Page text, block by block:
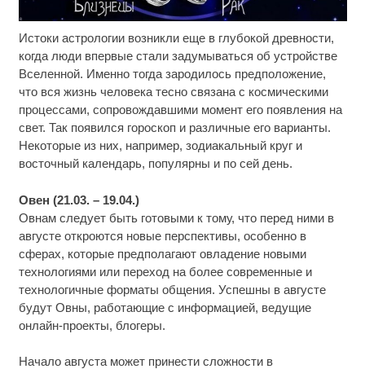
Истоки астрологии возникли еще в глубокой древности,
когда люди впервые стали задумываться об устройстве
Вселенной. Именно тогда зародилось предположение,
что вся жизнь человека тесно связана с космическими
процессами, сопровождавшими момент его появления на
свет. Так появился гороскоп и различные его варианты.
Некоторые из них, например, зодиакальный круг и
восточный календарь, популярны и по сей день.
Овен (21.03. – 19.04.)
Овнам следует быть готовыми к тому, что перед ними в
августе откроются новые перспективы, особенно в
сферах, которые предполагают овладение новыми
технологиями или переход на более современные и
технологичные форматы общения. Успешны в августе
будут Овны, работающие с информацией, ведущие
онлайн-проекты, блогеры.
Начало августа может принести сложности в
i
Ролик длится пару секунд, но вы будете в шоке
i
Ролик из Омска: вы будете смеяться долго
Какие товары пропадут из магазинов с 1 августа
2026 года